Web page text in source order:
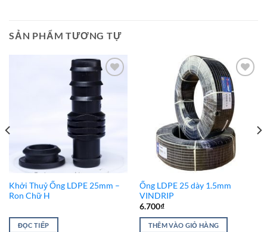
SẢN PHẨM TƯƠNG TỰ
Add to
Wishlist
Khởi Thuỷ Ống LDPE 25mm –
Ron Chữ H
ĐỌC TIẾP
Add to
Wishlist
Ống LDPE 25 dày 1.5mm
VINDRIP
6.700₫
THÊM VÀO GIỎ HÀNG